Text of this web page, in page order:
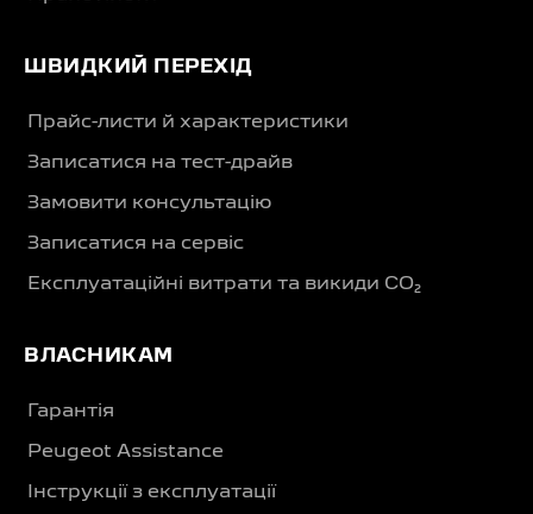
ШВИДКИЙ ПЕРЕХІД
Прайс-листи й характеристики
Записатися на тест-драйв
Замовити консультацію
Записатися на сервіс
Експлуатаційні витрати та викиди CO₂
ВЛАСНИКАМ
Гарантія
Peugeot Assistance
Інструкції з експлуатації